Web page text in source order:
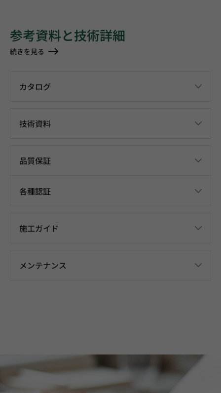
参考資料と技術詳細
続きを見る
カタログ
技術資料
品質保証
各種認証
施工ガイド
メンテナンス